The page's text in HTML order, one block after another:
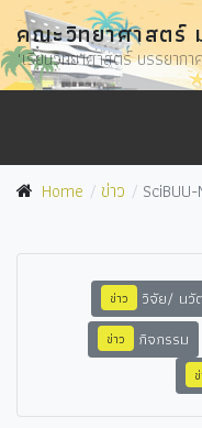
คณะวิทยาศาสตร์
"เรียนวิทยาศาสตร์ บรรยากา
Home ข่าว
ข่าว วิจัย/ นวั
ข่าว กิจกรรม